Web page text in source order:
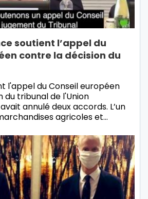
soutient l’appel du
contre la décision du
l'appel du Conseil européen
du tribunal de l'Union
annulé deux accords. L’un
agricoles et…